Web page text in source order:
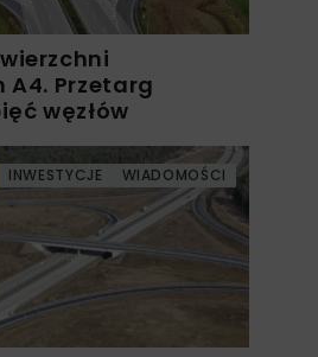
A4. Przetarg
węzłów
INWESTYCJE WIADOMOŚCI